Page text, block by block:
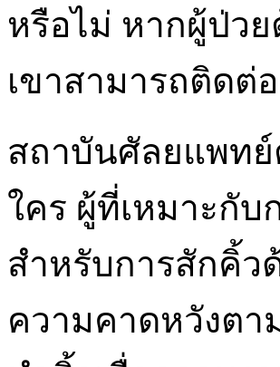
หรือไม่ หากผู้ป่ว
เขาสามารถติดต่
สถาบันศัลยแพทย์
ใคร ผู้ที่เหมาะกับ
สำหรับการสักคิ้ว
ความคาดหวังต